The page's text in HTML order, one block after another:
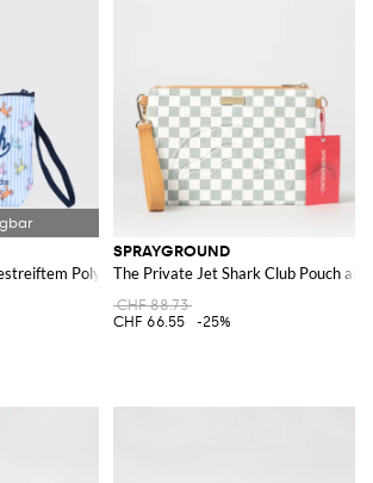
Polyester
SPRAYGROUND
The Private Jet Shark Club Pouch
CHF 88.73
CHF 66.55
-25%